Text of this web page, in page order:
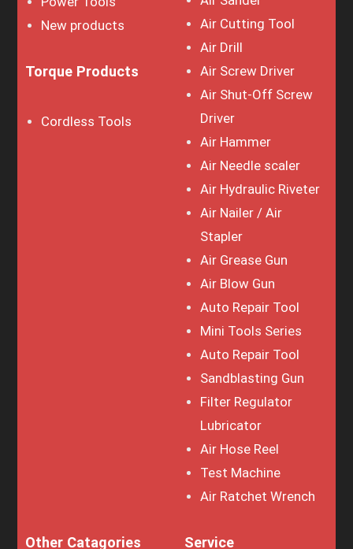
New products
Torque Products
Cordless Tools
Air Cutting Tool
Air Drill
Air Screw Driver
Air Shut-Off Screw
Driver
Air Hammer
Air Needle scaler
Air Hydraulic Riveter
Air Nailer / Air
Stapler
Air Grease Gun
Air Blow Gun
Auto Repair Tool
Mini Tools Series
Auto Repair Tool
Sandblasting Gun
Filter Regulator
Lubricator
Air Hose Reel
Test Machine
Air Ratchet Wrench
Other Catagories Service